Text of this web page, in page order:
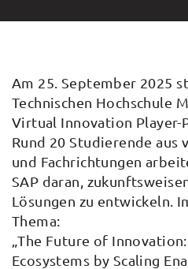
Am 25. September 2025
Technischen Hochschule
Virtual Innovation Player-
Rund 20 Studierende aus
und Fachrichtungen
SAP daran,
Lösungen zu entwickeln.
Thema:
„The Future of
Ecosystems by Scaling